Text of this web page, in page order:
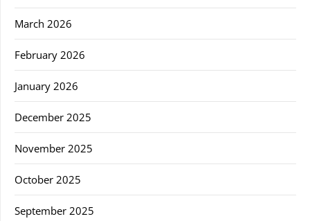
March 2026
February 2026
January 2026
December 2025
November 2025
October 2025
September 2025